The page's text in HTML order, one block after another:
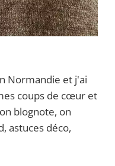
Normandie et j'ai
coups de cœur et
blognote, on
astuces déco,